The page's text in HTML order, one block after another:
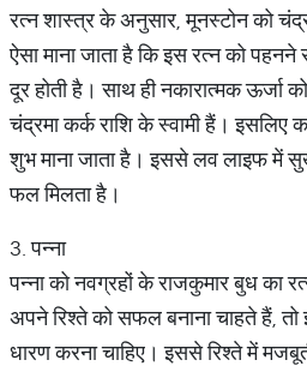
रत्न शास्त्र के अनुसार, मूनस्टोन को
ऐसा माना जाता है कि इस रत्न को
दूर होती है। साथ ही नकारात्मक ऊर्जा
चंद्रमा कर्क राशि के स्वामी हैं। इसलिए
शुभ माना जाता है। इससे लव लाइफ में
फल मिलता है।
3. पन्ना
पन्ना को नवग्रहों के राजकुमार बुध का
अपने रिश्ते को सफल बनाना चाहते हैं,
धारण करना चाहिए। इससे रिश्ते में